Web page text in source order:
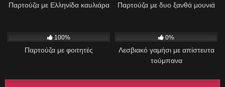
Παρτούζα με Ελληνίδα καυλιάρα Παρτούζα με δυο ξανθά μουνιά
100%
Παρτούζα με φοιτητές
0%
Λεσβιακό γαμήσι με απίστευτα
τούμπανα